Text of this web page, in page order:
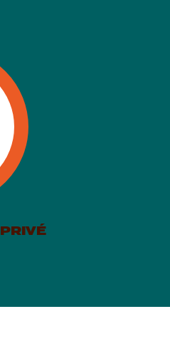
PRIVÉ